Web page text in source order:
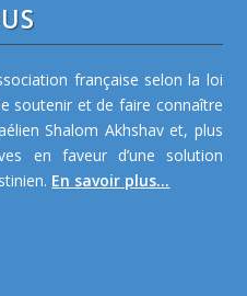
française selon la loi
soutenir et de faire connaître
Shalom Akhshav et, plus
en faveur d’une solution
En savoir plus...